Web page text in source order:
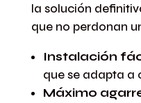
Azul
cantidad
la solución
que no perdonan
Instalación
que se adapta a
Máximo